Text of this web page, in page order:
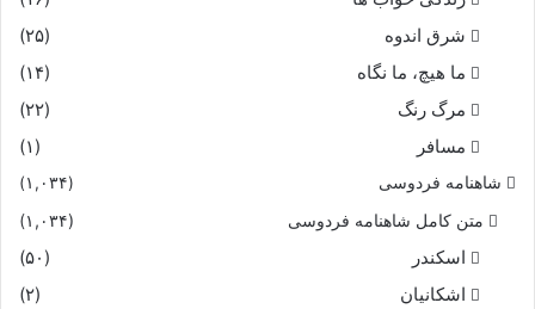
شرق اندوه
(۲۵)
ما هیچ، ما نگاه
(۱۴)
مرگ رنگ
(۲۲)
مسافر
(۱)
شاهنامه فردوسی (۱,۰۳۴)
متن کامل شاهنامه فردوسی (۱,۰۳۴)
اسکندر
(۵۰)
اشکانیان
(۲)